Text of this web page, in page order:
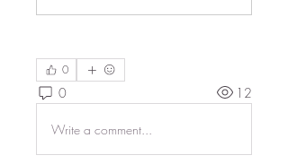
0
0 12
Write a comment...